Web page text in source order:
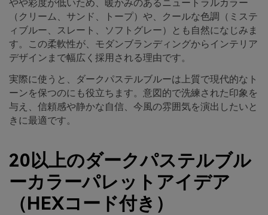
やや彩度が低いため、暖かみのあるニュートラルカラー
（クリーム、サンド、トープ）や、クールな色調（ミステ
ィブルー、スレート、ソフトグレー）とも自然になじみま
す。この柔軟性が、モダンブランディングからインテリア
デザインまで幅広く採用される理由です。
実際に使うと、ダークパステルブルーは上質で現代的なト
ーンを保つのにも役立ちます。意図的で洗練された印象を
与え、信頼感や静かな自信、今風の雰囲気を演出したいと
きに最適です。
20以上のダークパステルブル
ーカラーパレットアイデア
（HEXコード付き）